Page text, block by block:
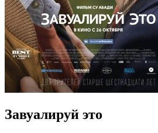
Завуалируй это